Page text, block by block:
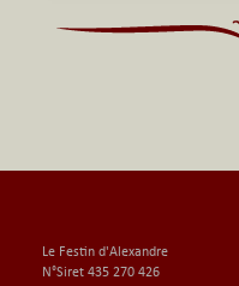
Le Festin d'Alexandre
N°Siret 435 270 426